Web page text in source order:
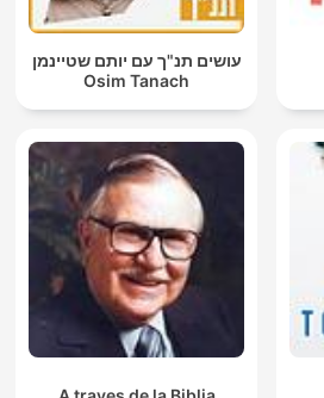
עושים תנ"ך עם יותם שטיינמן
Osim Tanach